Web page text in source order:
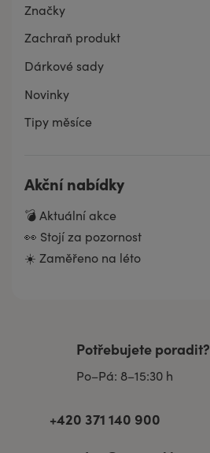
Značky
Zachraň produkt
Dárkové sady
Novinky
Tipy měsíce
Akční nabídky
💣 Aktuální akce
👀 Stojí za pozornost
☀️ Zaměřeno na léto
Potřebujete poradit?
Po–Pá: 8–15:30 h
+420 371 140 900